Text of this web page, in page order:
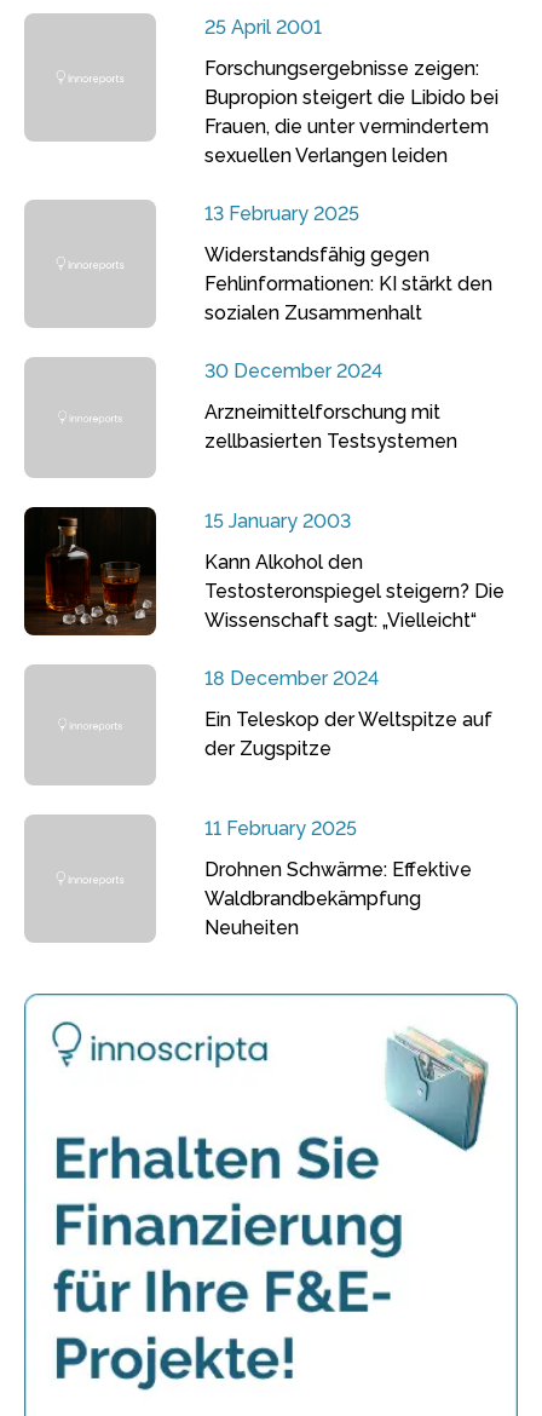
25 April 2001
Forschungsergebnisse zeigen:
Bupropion steigert die Libido bei
Frauen, die unter vermindertem
sexuellen Verlangen leiden
13 February 2025
Widerstandsfähig gegen
Fehlinformationen: KI stärkt den
sozialen Zusammenhalt
30 December 2024
Arzneimittelforschung mit
zellbasierten Testsystemen
15 January 2003
Kann Alkohol den
Testosteronspiegel steigern? Die
Wissenschaft sagt: „Vielleicht“
18 December 2024
Ein Teleskop der Weltspitze auf
der Zugspitze
11 February 2025
Drohnen Schwärme: Effektive
Waldbrandbekämpfung
Neuheiten